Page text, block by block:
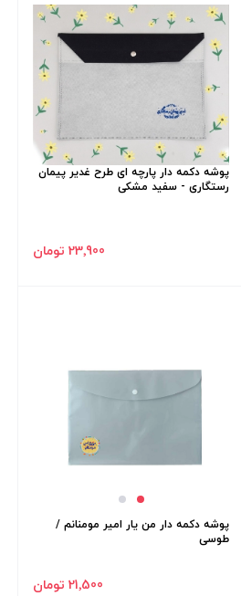
پوشه دکمه دار پارچه ای طرح غدیر پیمان
رستگاری - سفید مشکی
23٬900 تومان
پوشه دکمه دار من یار امیر مومنانم /
طوسی
21٬500 تومان